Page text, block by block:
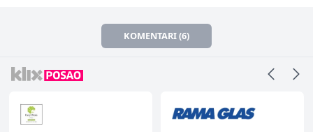
KOMENTARI (6)